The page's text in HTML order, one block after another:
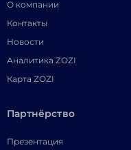
О компании
Контакты
Новости
Аналитика ZOZI
Карта ZOZI
Партнёрство
Презентация